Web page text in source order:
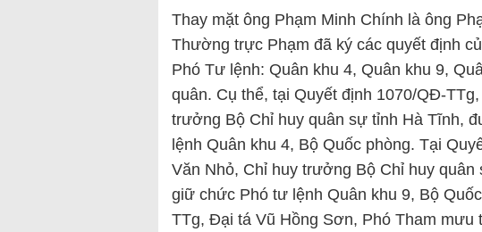
Thay mặt ông Phạm Minh Chính là ông
Thường trực Phạm đã ký các quyết định
Phó Tư lệnh: Quân khu 4, Quân khu 9,
quân. Cụ thể, tại Quyết định 1070/QĐ-
trưởng Bộ Chỉ huy quân sự tỉnh Hà Tĩnh,
lệnh Quân khu 4, Bộ Quốc phòng. Tại
Văn Nhỏ, Chỉ huy trưởng Bộ Chỉ huy
giữ chức Phó tư lệnh Quân khu 9, Bộ
TTg, Đại tá Vũ Hồng Sơn, Phó Tham